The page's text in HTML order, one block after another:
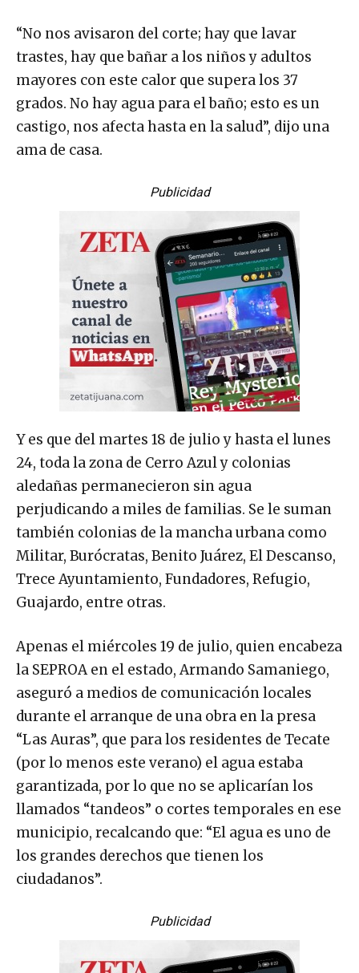
“No nos avisaron del corte; hay que lavar
trastes, hay que bañar a los niños y adultos
mayores con este calor que supera los 37
grados. No hay agua para el baño; esto es un
castigo, nos afecta hasta en la salud”, dijo una
ama de casa.
Publicidad
Y es que del martes 18 de julio y hasta el lunes
24, toda la zona de Cerro Azul y colonias
aledañas permanecieron sin agua
perjudicando a miles de familias. Se le suman
también colonias de la mancha urbana como
Militar, Burócratas, Benito Juárez, El Descanso,
Trece Ayuntamiento, Fundadores, Refugio,
Guajardo, entre otras.
Apenas el miércoles 19 de julio, quien encabeza
la SEPROA en el estado, Armando Samaniego,
aseguró a medios de comunicación locales
durante el arranque de una obra en la presa
“Las Auras”, que para los residentes de Tecate
(por lo menos este verano) el agua estaba
garantizada, por lo que no se aplicarían los
llamados “tandeos” o cortes temporales en ese
municipio, recalcando que: “El agua es uno de
los grandes derechos que tienen los
ciudadanos”.
Publicidad